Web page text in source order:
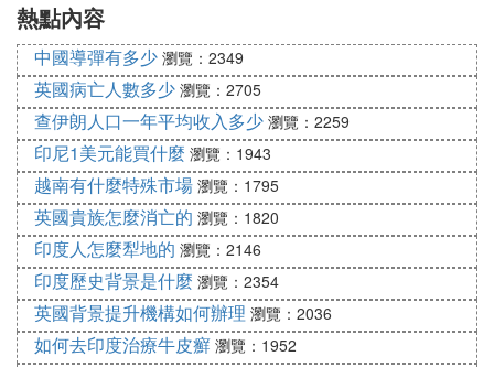
減免關稅待遇的官方證明文件，簽證依據為《中國-
東盟自由貿易區原產地規則》及其《簽證操作程
序》。東盟成員國為：汶萊、柬埔寨、印度尼西亞、
寮國、馬來西亞、緬甸、菲律賓、新加坡、泰國、越
南。
D．中國-巴基斯坦自由貿易區（中巴優惠貿易安排）
原產地證書（FORM P 證書）
E．中國-智利自由貿易區原產地證書（FORM F 證
書）
F．中國-紐西蘭自由貿易區原產地證書（FORM N 證
書）
G．中國-新加坡自由貿易區優惠原產地證書（FORM
X 證書）
熱點內容
中國導彈有多少 瀏覽：2349
英國病亡人數多少 瀏覽：2705
查伊朗人口一年平均收入多少 瀏覽：2259
印尼1美元能買什麼 瀏覽：1943
越南有什麼特殊市場 瀏覽：1795
英國貴族怎麼消亡的 瀏覽：1820
印度人怎麼犁地的 瀏覽：2146
印度歷史背景是什麼 瀏覽：2354
英國背景提升機構如何辦理 瀏覽：2036
如何去印度治療牛皮癬 瀏覽：1952